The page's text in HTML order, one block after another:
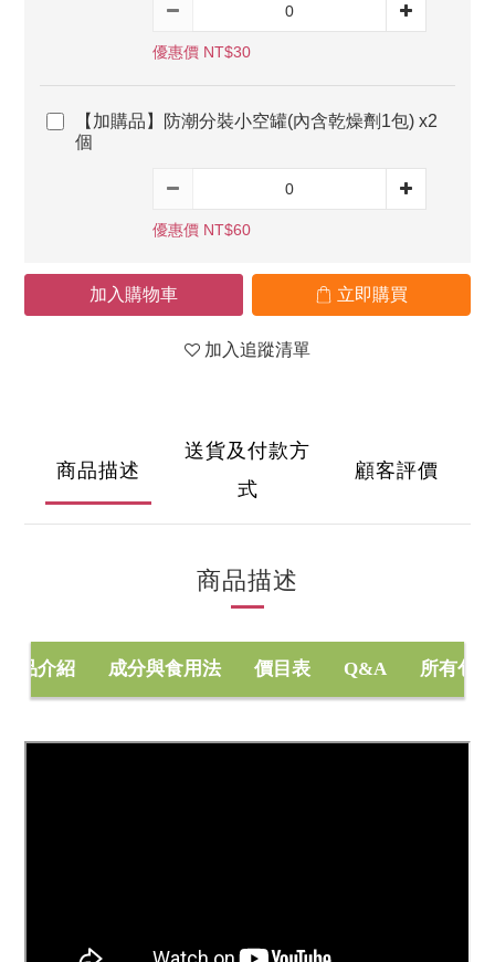
優惠價 NT$30
【加購品】防潮分裝小空罐(內含乾燥劑1包) x2
個
優惠價 NT$60
加入購物車 立即購買
加入追蹤清單
商品描述
送貨及付款方
式
顧客評價
商品描述
商品介紹 成分與食用法 價目表 Q&A 所有包裝